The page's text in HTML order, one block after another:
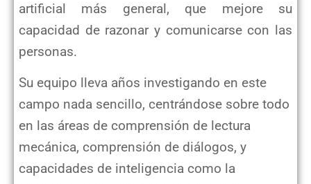
artificial más general, que mejore su
capacidad de razonar y comunicarse con las
personas.
Su equipo lleva años investigando en este
campo nada sencillo, centrándose sobre todo
en las áreas de comprensión de lectura
mecánica, comprensión de diálogos, y
capacidades de inteligencia como la